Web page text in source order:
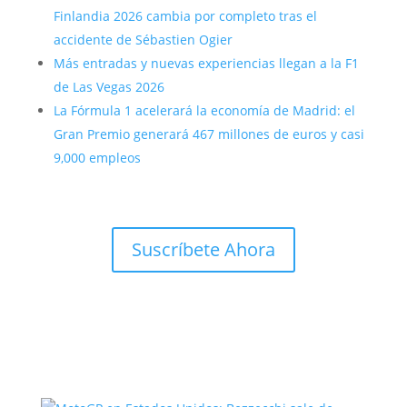
Finlandia 2026 cambia por completo tras el
accidente de Sébastien Ogier
Más entradas y nuevas experiencias llegan a la F1
de Las Vegas 2026
La Fórmula 1 acelerará la economía de Madrid: el
Gran Premio generará 467 millones de euros y casi
9,000 empleos
Suscríbete Ahora